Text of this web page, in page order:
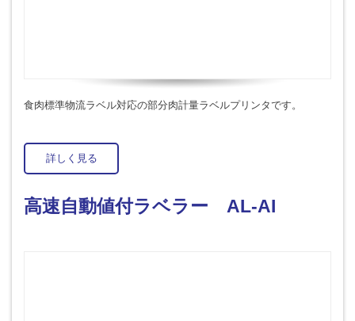
食肉標準物流ラベル対応の部分肉計量ラベルプリンタです。
詳しく見る
高速自動値付ラベラー AL-AI